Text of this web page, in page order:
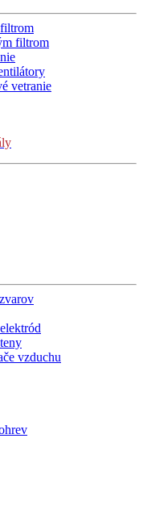
filtrom
vetranie
vzduchu